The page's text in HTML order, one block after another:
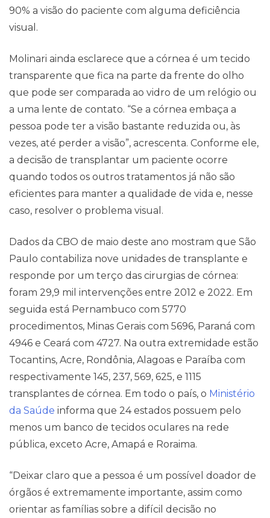
90% a visão do paciente com alguma deficiência
visual.
Molinari ainda esclarece que a córnea é um tecido
transparente que fica na parte da frente do olho
que pode ser comparada ao vidro de um relógio ou
a uma lente de contato. “Se a córnea embaça a
pessoa pode ter a visão bastante reduzida ou, às
vezes, até perder a visão”, acrescenta. Conforme ele,
a decisão de transplantar um paciente ocorre
quando todos os outros tratamentos já não são
eficientes para manter a qualidade de vida e, nesse
caso, resolver o problema visual.
Dados da CBO de maio deste ano mostram que São
Paulo contabiliza nove unidades de transplante e
responde por um terço das cirurgias de córnea:
foram 29,9 mil intervenções entre 2012 e 2022. Em
seguida está Pernambuco com 5770
procedimentos, Minas Gerais com 5696, Paraná com
4946 e Ceará com 4727. Na outra extremidade estão
Tocantins, Acre, Rondônia, Alagoas e Paraíba com
respectivamente 145, 237, 569, 625, e 1115
transplantes de córnea. Em todo o país, o Ministério
da Saúde informa que 24 estados possuem pelo
menos um banco de tecidos oculares na rede
pública, exceto Acre, Amapá e Roraima.
“Deixar claro que a pessoa é um possível doador de
órgãos é extremamente importante, assim como
orientar as famílias sobre a difícil decisão no